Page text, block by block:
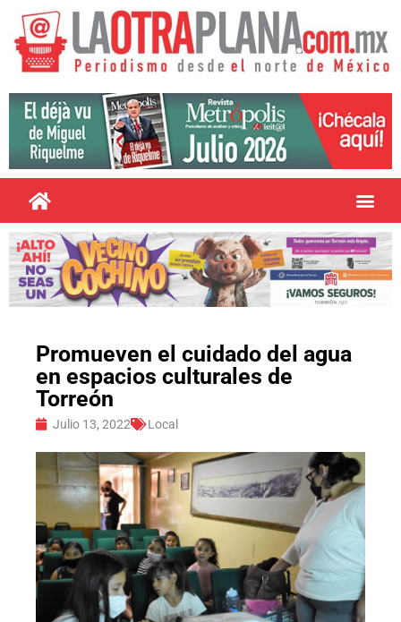
Promueven el cuidado del agua
en espacios culturales de
Torreón
Julio 13, 2022 Local